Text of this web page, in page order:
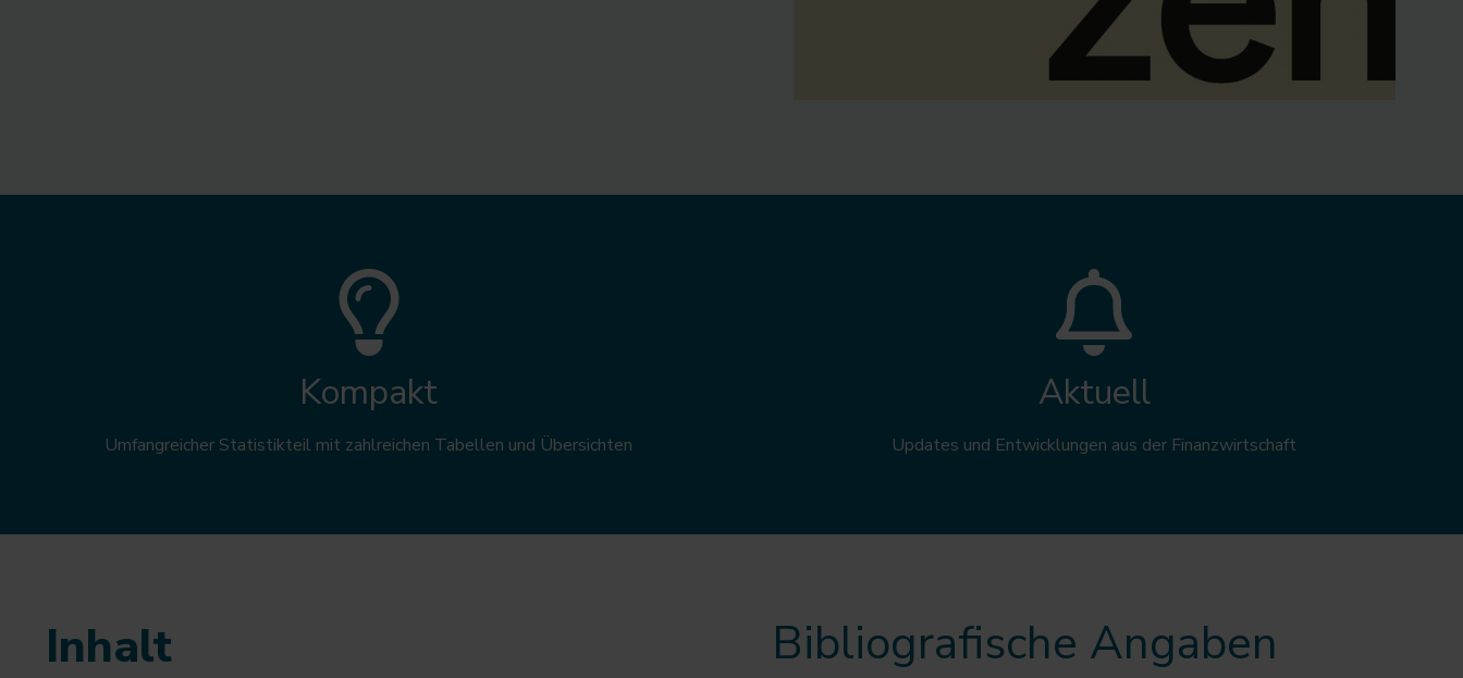
Kompakt
Umfangreicher Statistikteil mit zahlreichen Tabellen und Übersichten
Aktuell
Updates und Entwicklungen aus der Finanzwirtschaft
Inhalt Bibliografische Angaben